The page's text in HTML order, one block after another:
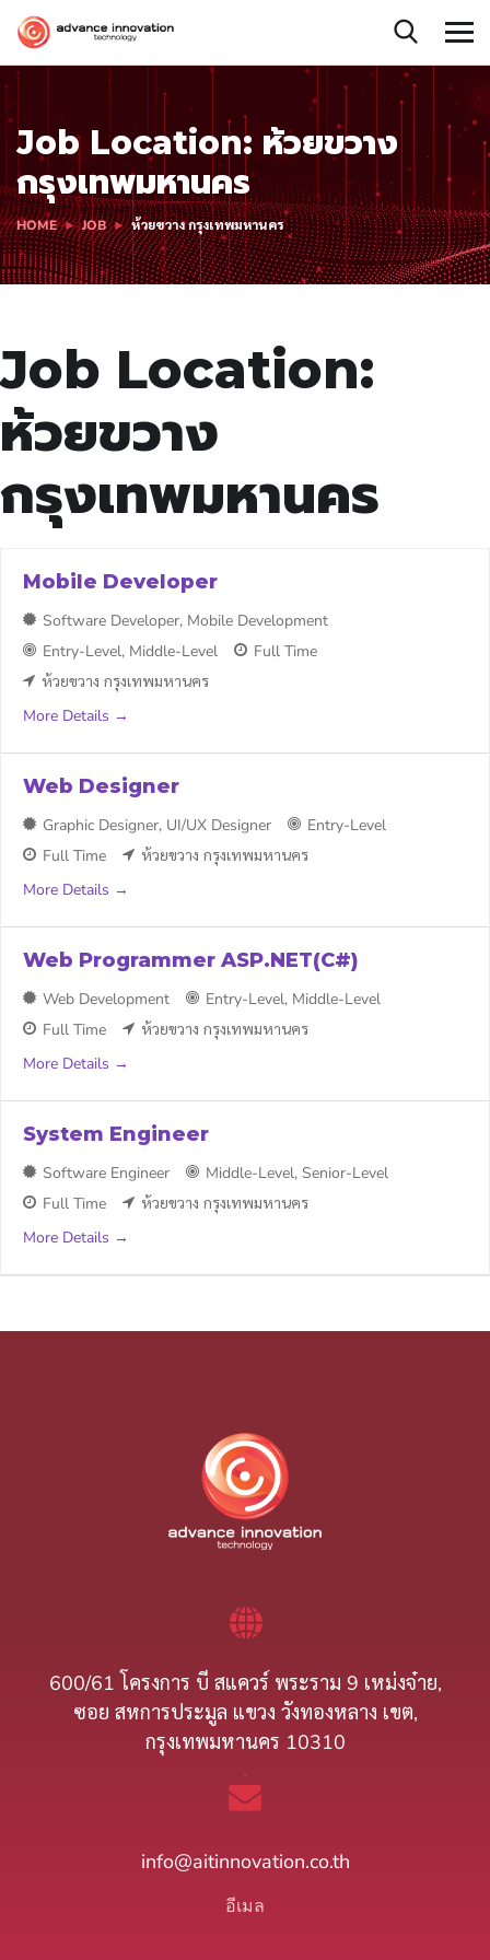
Job Location: ห้วยขวาง
กรุงเทพมหานคร
HOME JOB ห้วยขวาง กรุงเทพมหานคร
Job Location:
ห้วยขวาง
กรุงเทพมหานคร
Mobile Developer
Software Developer Mobile Development
Entry-Level Middle-Level
Full Time
ห้วยขวาง กรุงเทพมหานคร
More Details
Web Designer
Graphic Designer UI/UX Designer
Entry-Level
Full Time
ห้วยขวาง กรุงเทพมหานคร
More Details
Web Programmer ASP.NET(C#)
Web Development Entry-Level Middle-Level
Full Time
ห้วยขวาง กรุงเทพมหานคร
More Details
System Engineer
Software Engineer Middle-Level Senior-Level
Full Time
ห้วยขวาง กรุงเทพมหานคร
More Details
600/61 โครงการ บี สแควร์ พระราม 9 เหม่งจ๋าย,
ซอย สหการประมูล แขวง วังทองหลาง เขต,
กรุงเทพมหานคร 10310
info@aitinnovation.co.th
อีเมล